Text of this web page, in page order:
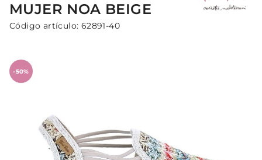
MUJER NOA BEIGE
Código artículo: 62891-40
-50%